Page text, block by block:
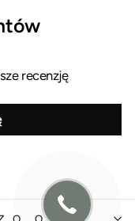
recenzję